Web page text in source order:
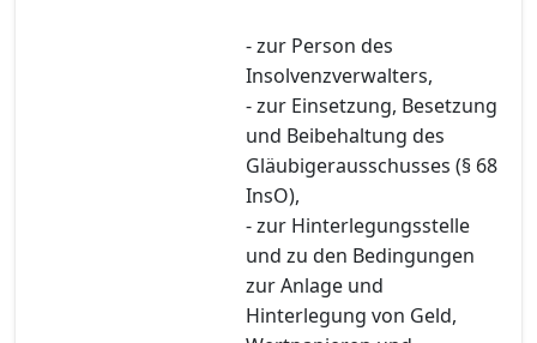
- zur Person des
Insolvenzverwalters,
- zur Einsetzung, Besetzung
und Beibehaltung des
Gläubigerausschusses (§ 68
InsO),
- zur Hinterlegungsstelle
und zu den Bedingungen
zur Anlage und
Hinterlegung von Geld,